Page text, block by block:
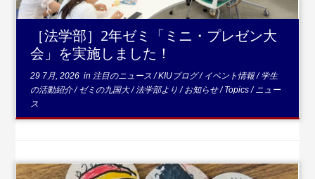
［法学部］2年ゼミ「ミニ・プレゼン大
会」を実施しました！
29 7月, 2026 in 注目のニュース/KIUブログ/ イベント情報/学生
の活動紹介/ゼミの九国大/法学部より/お知らせ/Topics/ニュー
ス